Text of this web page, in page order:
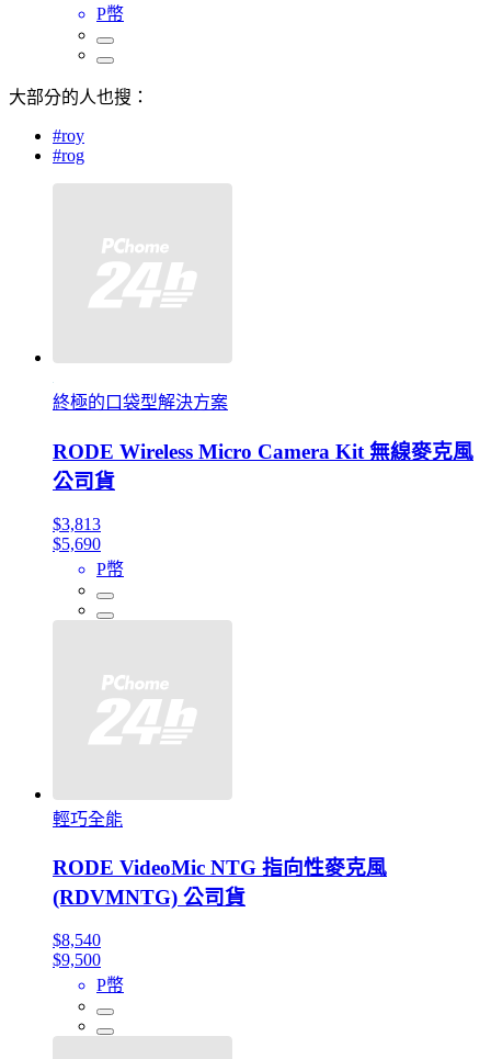
P幣
大部分的人也搜：
#roy
#rog
終極的口袋型解決方案
RODE Wireless Micro Camera Kit 無線麥克風
公司貨
$3,813
$5,690
P幣
輕巧全能
RODE VideoMic NTG 指向性麥克風
(RDVMNTG) 公司貨
$8,540
$9,500
P幣